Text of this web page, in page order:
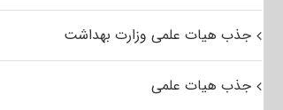
جذب هیات علمی وزارت بهداشت
جذب هیات علمی